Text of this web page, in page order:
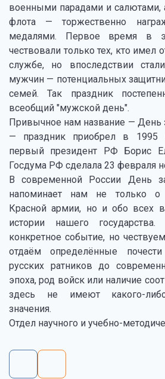
военными парадами и салютами,
флота — торжественно
медалями. Первое время в
чествовали только тех, кто имел
службе, но впоследствии
мужчин — потенциальных
семей. Так праздник
всеобщий "мужской день".
Привычное нам название — День
— праздник приобрел в 1995
первый президент РФ Борис
Госдума РФ сделала 23 февраля
В современной России День
напоминает нам не только
Красной армии, но и обо всех
истории нашего
конкретное событие, но
отдаём определённые
русских ратников до
эпоха, род войск или наличие
здесь не имеют какого-либо
значения.
Отдел научного и учебно-